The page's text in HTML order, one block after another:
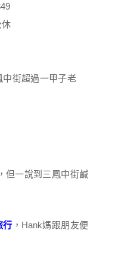
休
但一說到三鳳中街鹹
行 ，Hank媽跟朋友便